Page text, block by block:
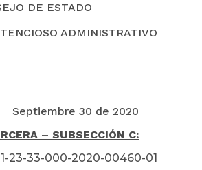
DE ESTADO
ADMINISTRATIVO
Septiembre 30 de 2020
– SUBSECCIÓN C:
23-33-000-2020-00460-01